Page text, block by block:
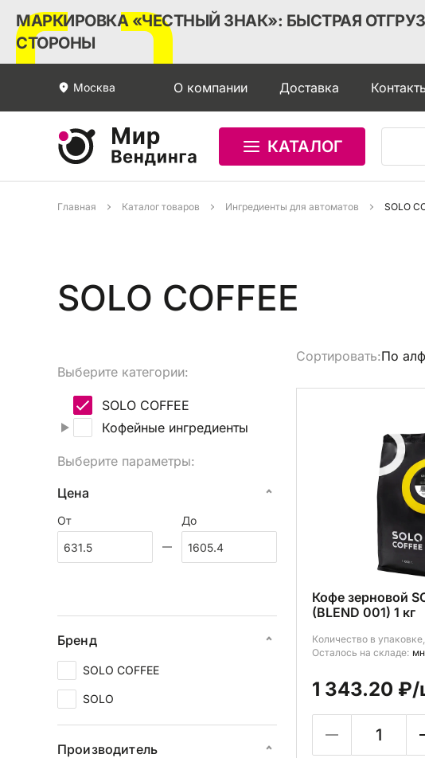
МАРКИРОВКА «ЧЕСТНЫЙ ЗНАК»: БЫСТРАЯ
СТОРОНЫ
Москва О компании Доставка
КАТАЛОГ
Главная Каталог товаров Ингредиенты для автоматов SOLO
SOLO COFFEE
Выберите категории:
SOLO COFFEE
Кофейные ингредиенты
Выберите параметры:
Цена
От До
Бренд
SOLO COFFEE
SOLO
Производитель
Сортировать:По
Кофе зерновой
(BLEND 001) 1 кг
Количество в
Осталось на складе:
1 343.20 ₽/